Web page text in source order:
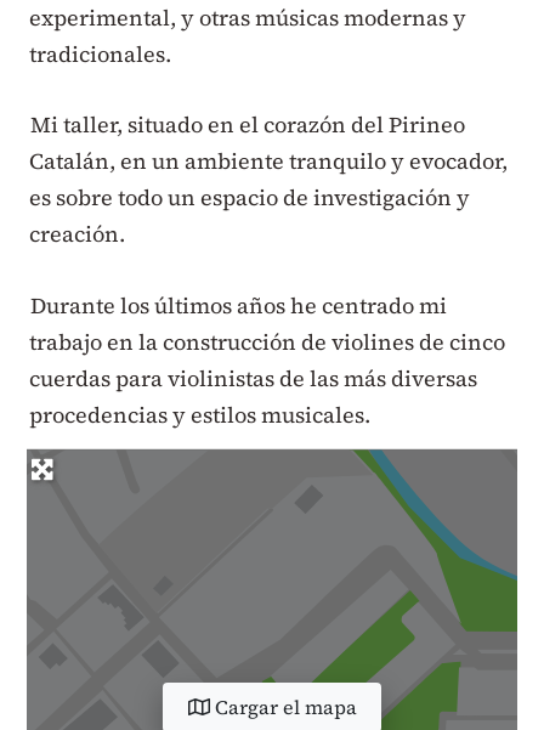
experimental, y otras músicas modernas y
tradicionales.
Mi taller, situado en el corazón del Pirineo
Catalán, en un ambiente tranquilo y evocador,
es sobre todo un espacio de investigación y
creación.
Durante los últimos años he centrado mi
trabajo en la construcción de violines de cinco
cuerdas para violinistas de las más diversas
procedencias y estilos musicales.
Cargar el mapa